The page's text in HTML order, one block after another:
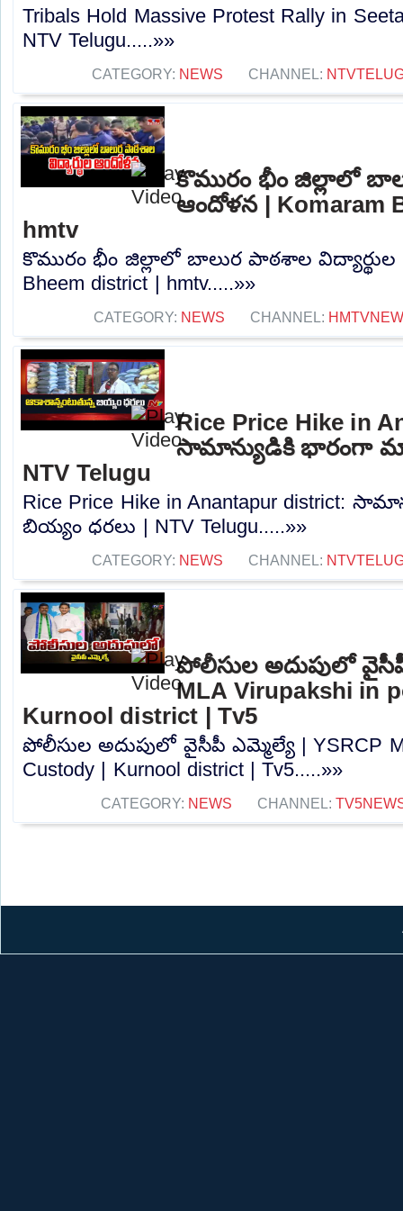
Tribals Hold Massive Protest Rally in
NTV Telugu.....»»
CATEGORY: NEWS CHANNEL:
కొమురం భీం జిల్లాలో
ఆందోళన | Komaram
hmtv
కొమురం భీం జిల్లాలో బాలుర పాఠశాల విద్యార్థుల
Bheem district | hmtv.....»»
CATEGORY: NEWS CHANNEL:
Rice Price Hike in
సామాన్యుడికి భారంగా
NTV Telugu
Rice Price Hike in Anantapur district:
బియ్యం ధరలు | NTV Telugu.....»»
CATEGORY: NEWS CHANNEL:
పోలీసుల అదుపులో
MLA Virupakshi in
Kurnool district | Tv5
పోలీసుల అదుపులో వైసీపీ ఎమ్మెల్యే | YSRCP
Custody | Kurnool district | Tv5.....»»
CATEGORY: NEWS CHANNEL: